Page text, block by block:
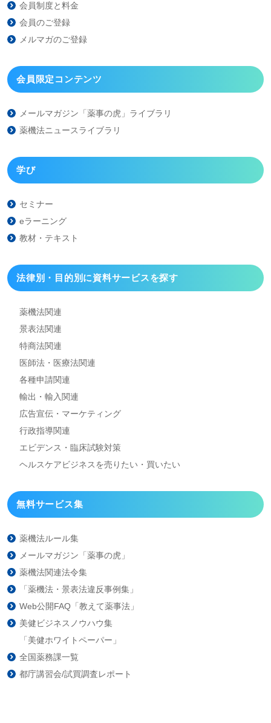
会員制度と料金
会員のご登録
メルマガのご登録
会員限定コンテンツ
メールマガジン「薬事の虎」 ライブラリ
薬機法ニュースライブラリ
学び
セミナー
eラーニング
教材・テキスト
法律別・目的別に資料サービスを探す
薬機法関連
景表法関連
特商法関連
医師法・医療法関連
各種申請関連
輸出・輸入関連
広告宣伝・マーケティング
行政指導関連
エビデンス・臨床試験対策
ヘルスケアビジネスを売りたい・買いたい
無料サービス集
薬機法ルール集
メールマガジン「薬事の虎」
薬機法関連法令集
「薬機法・景表法違反事例集」
Web公開FAQ「教えて薬事法」
美健ビジネスノウハウ集
「美健ホワイトペーパー」
全国薬務課一覧
都庁講習会/試買調査レポート